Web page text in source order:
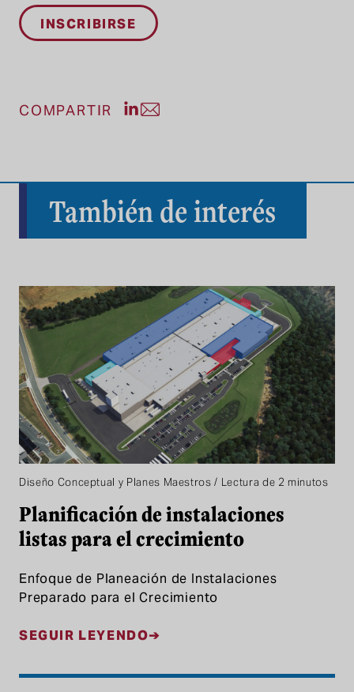
COMPARTIR Compartir publicación en LinkedIn
Compartir entrada por correo
También de interés
Diseño Conceptual y Planes Maestros / Lectura de 2 minutos
Planificación de instalaciones
listas para el crecimiento
Enfoque de Planeación de Instalaciones
Preparado para el Crecimiento
SEGUIR LEYENDO